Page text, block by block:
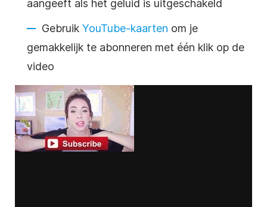
aangeeft als het geluid is uitgeschakeld
Gebruik YouTube-kaarten om je
gemakkelijk te abonneren met één klik op de
video